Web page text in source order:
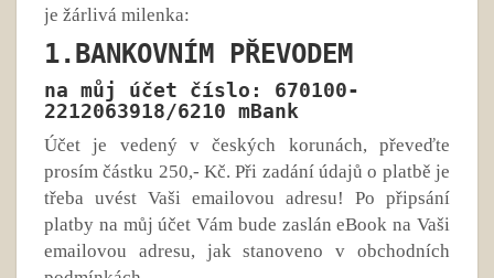
je žárlivá milenka:
1.BANKOVNÍM PŘEVODEM
na můj účet číslo: 670100-
2212063918/6210 mBank
Účet je vedený v českých korunách, převeďte
prosím částku 250,- Kč. Při zadání údajů o platbě je
třeba uvést Vaši emailovou adresu! Po připsání
platby na můj účet Vám bude zaslán eBook na Vaši
emailovou adresu, jak stanoveno v obchodních